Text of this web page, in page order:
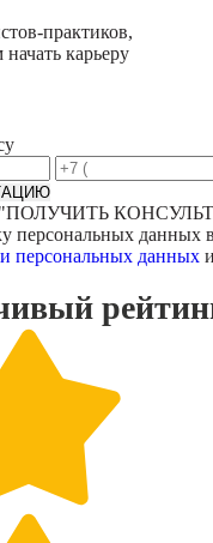
практиков,
карьеру
ПОЛУЧИТЬ
персональных данных
персональных данных и